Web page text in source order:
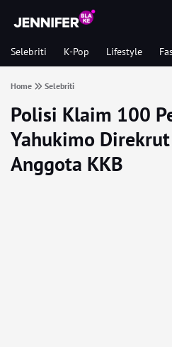
Selebriti K-Pop Lifestyle
Home Selebriti
Polisi Klaim 100
Yahukimo
Anggota KKB